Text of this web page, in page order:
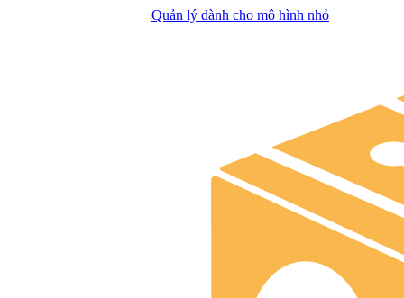
Quản lý dành cho mô hình nhỏ